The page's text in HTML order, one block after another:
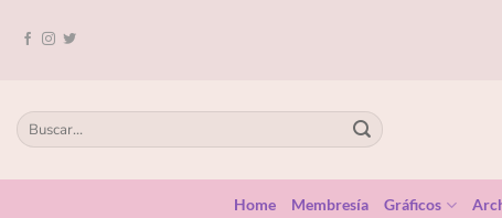
Home Membresía Gráficos